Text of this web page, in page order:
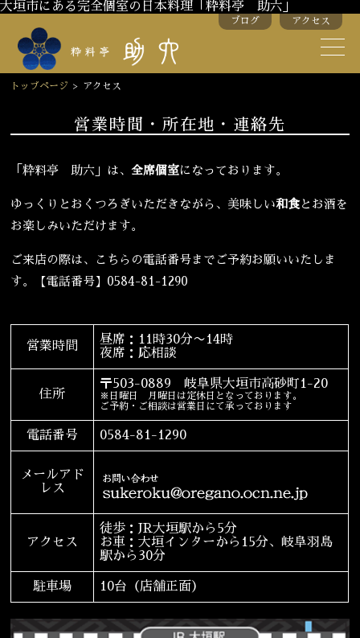
大垣市にある完全個室の日本料理「粋料亭 助六」
ブログ アクセス
トップページ > アクセス
営業時間・所在地・連絡先
「粋料亭 助六」は、全席個室になっております。
ゆっくりとおくつろぎいただきながら、美味しい和食とお酒を
お楽しみいただけます。
ご来店の際は、こちらの電話番号までご予約お願いいたしま
す。【電話番号】0584-81-1290
営業時間
昼席：11時30分〜14時
夜席：応相談
住所
〒503-0889 岐阜県大垣市高砂町1-20
※日曜日 月曜日は定休日となっております。
ご予約・ご相談は営業日にて承っております
電話番号 0584-81-1290
メールアド
レス
アクセス
徒歩：JR大垣駅から5分
お車：大垣インターから15分、岐阜羽島
駅から30分
駐車場 10台（店舗正面）
季節のお料理 お弁当
結婚式・披露宴
法要
宴会 ウェディング